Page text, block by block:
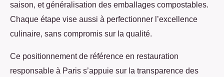
saison, et généralisation des emballages compostables.
Chaque étape vise aussi à perfectionner l’excellence
culinaire, sans compromis sur la qualité.
Ce positionnement de référence en restauration
responsable à Paris s’appuie sur la transparence des